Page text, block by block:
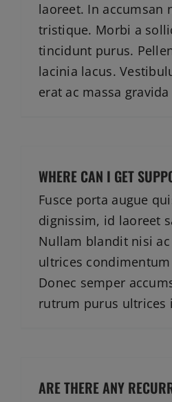
laoreet. In accumsan
tristique. Morbi a
tincidunt purus.
lacinia lacus.
erat ac massa gravida
WHERE CAN I GET
Fusce porta augue
dignissim, id laoreet
Nullam blandit nisi
ultrices
Donec semper
rutrum purus ultrices
ARE THERE ANY